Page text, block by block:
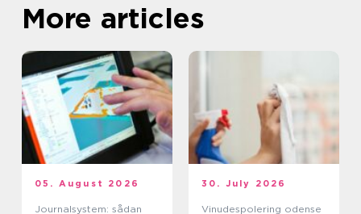
More articles
05. August 2026
Journalsystem: sådan
30. July 2026
Vinudespolering odense